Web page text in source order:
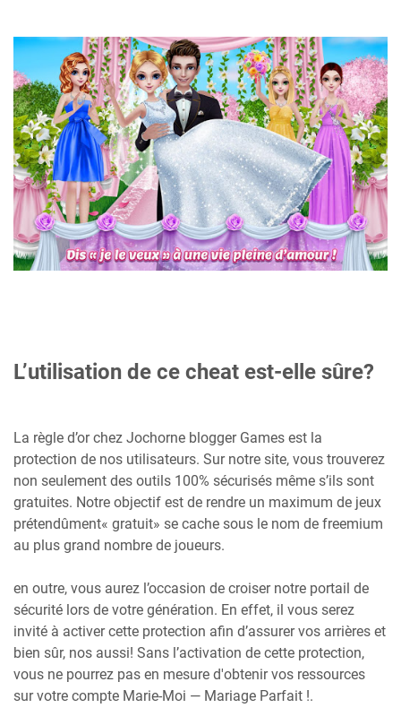
L’utilisation de ce cheat est-elle sûre?
La règle d’or chez Jochorne blogger Games est la
protection de nos utilisateurs. Sur notre site, vous trouverez
non seulement des outils 100% sécurisés même s’ils sont
gratuites. Notre objectif est de rendre un maximum de jeux
prétendûment« gratuit» se cache sous le nom de freemium
au plus grand nombre de joueurs.
en outre, vous aurez l’occasion de croiser notre portail de
sécurité lors de votre génération. En effet, il vous serez
invité à activer cette protection afin d’assurer vos arrières et
bien sûr, nos aussi! Sans l’activation de cette protection,
vous ne pourrez pas en mesure d'obtenir vos ressources
sur votre compte Marie-Moi — Mariage Parfait !.